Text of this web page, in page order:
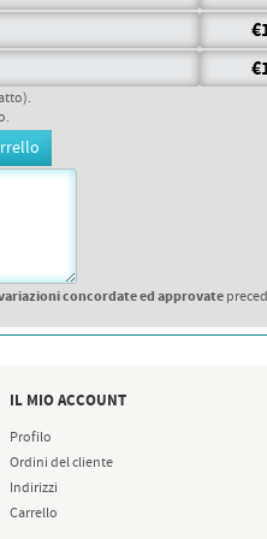
concordate ed approvate
IL MIO ACCOUNT
Profilo
Ordini del cliente
Indirizzi
Carrello